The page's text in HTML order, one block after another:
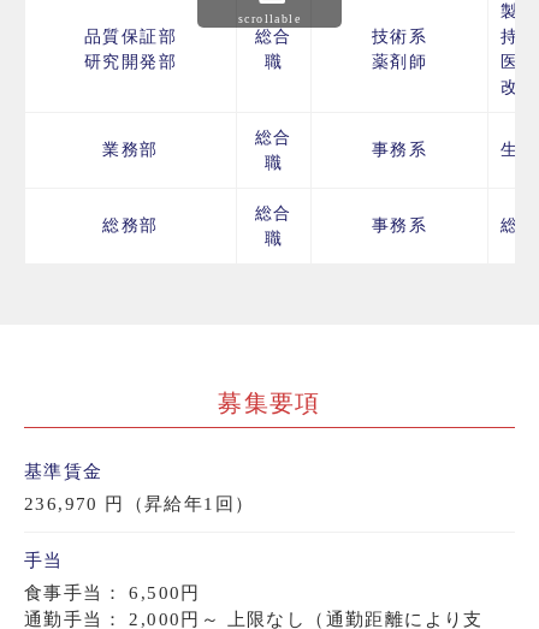
品質保証部
研究開発部
総合
職
技術系
薬剤師
製
持
医
改
業務部
総合
職
事務系 生
総務部
総合
職
事務系 総
scrollable
募集要項
基準賃金
236,970 円（昇給年1回）
手当
食事手当： 6,500円
通勤手当： 2,000円～ 上限なし（通勤距離により支